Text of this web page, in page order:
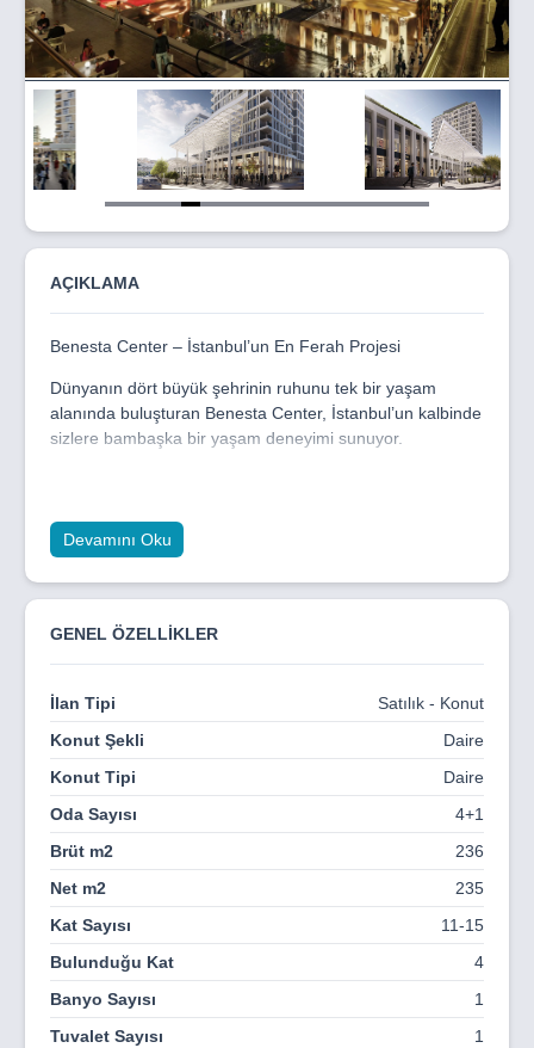
5
of
AÇIKLAMA
Benesta Center – İstanbul’un En Ferah Projesi
Dünyanın dört büyük şehrinin ruhunu tek bir yaşam
alanında buluşturan Benesta Center, İstanbul’un kalbinde
sizlere bambaşka bir yaşam deneyimi sunuyor.
keyifli anlar yaşayacak, Milano’nun zarif moda
dokunuşlarıyla şıklığı evinizde hissedecek ve Tokyo’nun
sağlam mimarisiyle kendinizi güvende hissedeceksiniz.
Modern yaşamın dinamizmini, doğanın ferahlığıyla bir
ailenizi yepyeni bir hayata davet ediyor.
Şehrin merkezinde ama kalabalıktan uzakta, konforun,
estetiğin ve huzurun buluştuğu bu özel projede her
gününüz ayrıcalıklı olacak.
Benesta Center – Dünyanın şehirleri, İstanbul’un kalbinde
birleşiyor.
Devamını Oku
GENEL ÖZELLİKLER
İlan Tipi
Satılık - Konut
Konut Şekli
Daire
Konut Tipi
Daire
Oda Sayısı
4+1
Brüt m2
236
Net m2
235
Kat Sayısı
11-15
Bulunduğu Kat
4
Banyo Sayısı
1
Tuvalet Sayısı
1